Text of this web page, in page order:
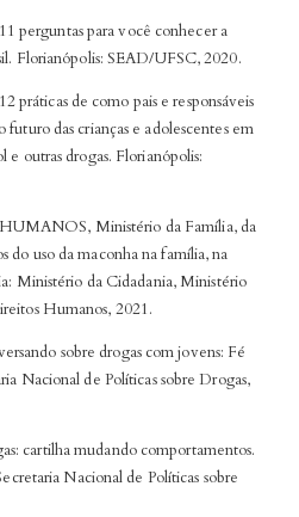
perguntas para você conhecer a
Florianópolis: SEAD/UFSC, 2020.
de como pais e responsáveis
das crianças e adolescentes em
e outras drogas. Florianópolis:
Ministério da Família, da
do uso da maconha na família, na
Ministério da Cidadania, Ministério
Humanos, 2021.
sobre drogas com jovens: Fé
Nacional de Políticas sobre Drogas,
cartilha mudando comportamentos.
Nacional de Políticas sobre